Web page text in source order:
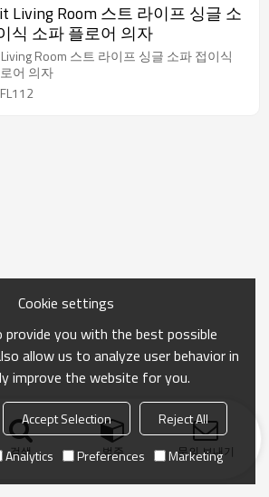
Living Room 스트 라이프 싱글 소
식 소파 플로어 의자
Room 스트 라이프 싱글 소파 접이식
어 의자
검색 범주 문의 보내기
Cookie settings
provide you with the best possible
allow us to analyze user behavior in
improve the website for you.
Accept Selection
Reject All
Analytics Preferences Marketing